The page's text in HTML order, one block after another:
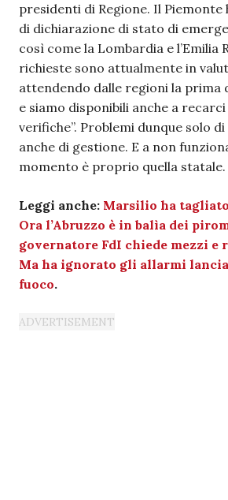
presidenti di Regione. Il
di dichiarazione di stato di
così come la Lombardia e l’Emilia
richieste sono attualmente in
attendendo dalle regioni la prima
e siamo disponibili anche a
verifiche”. Problemi dunque solo
anche di gestione. E a non
momento è proprio quella statale.
Leggi anche: Marsilio ha
Ora l’Abruzzo è in balìa dei
governatore FdI chiede mezzi e
Ma ha ignorato gli allarmi
fuoco.